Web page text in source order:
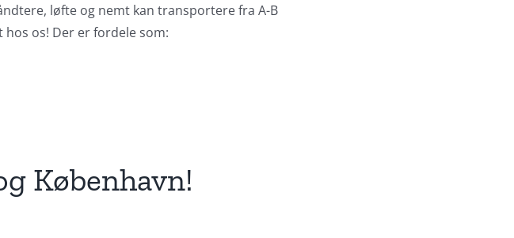
løfte og nemt kan transportere fra A-B
os! Der er fordele som:
København!